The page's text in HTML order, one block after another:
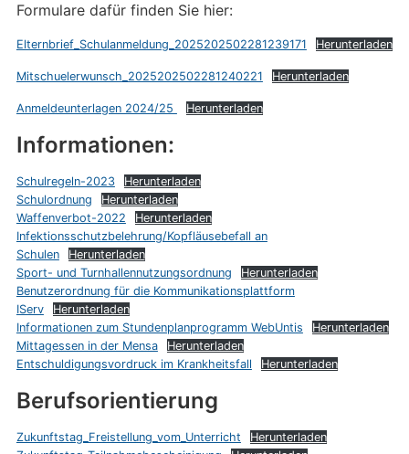
Formulare dafür finden Sie hier:
Elternbrief_Schulanmeldung_2025202502281239171 Herunterladen
Mitschuelerwunsch_2025202502281240221 Herunterladen
Anmeldeunterlagen 2024/25 Herunterladen
Informationen:
Schulregeln-2023
Herunterladen
Schulordnung
Herunterladen
Waffenverbot-2022
Herunterladen
Infektionsschutzbelehrung/Kopfläusebefall an
Schulen
Herunterladen
Sport- und Turnhallennutzungsordnung
Herunterladen
Benutzerordnung für die Kommunikationsplattform
IServ
Herunterladen
Informationen zum Stundenplanprogramm WebUntis
Herunterladen
Mittagessen in der Mensa
Herunterladen
Entschuldigungsvordruck im Krankheitsfall
Herunterladen
Berufsorientierung
Zukunftstag_Freistellung_vom_Unterricht
Herunterladen